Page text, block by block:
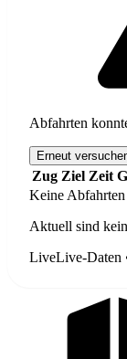
Abfahrten
Erneut
Zug Ziel Zeit
Keine
Aktuell sind
LiveLive-Daten